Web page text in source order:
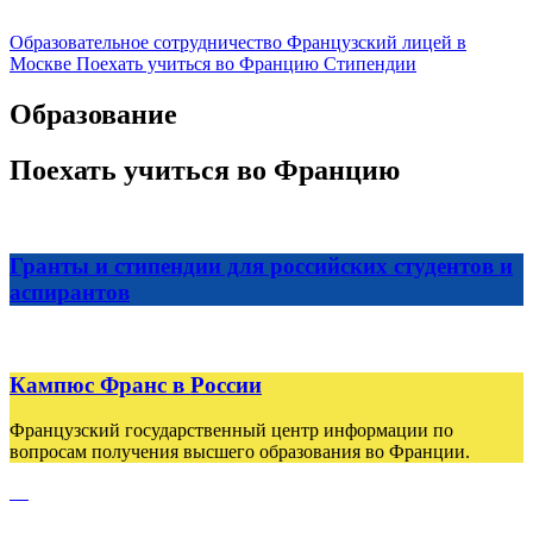
Образовательное сотрудничество Французский лицей в
Москве Поехать учиться во Францию Стипендии
Образование
Поехать учиться во Францию
Гранты и стипендии для российских студентов и
аспирантов
Кампюс Франс в России
Французский государственный центр информации по
вопросам получения высшего образования во Франции.